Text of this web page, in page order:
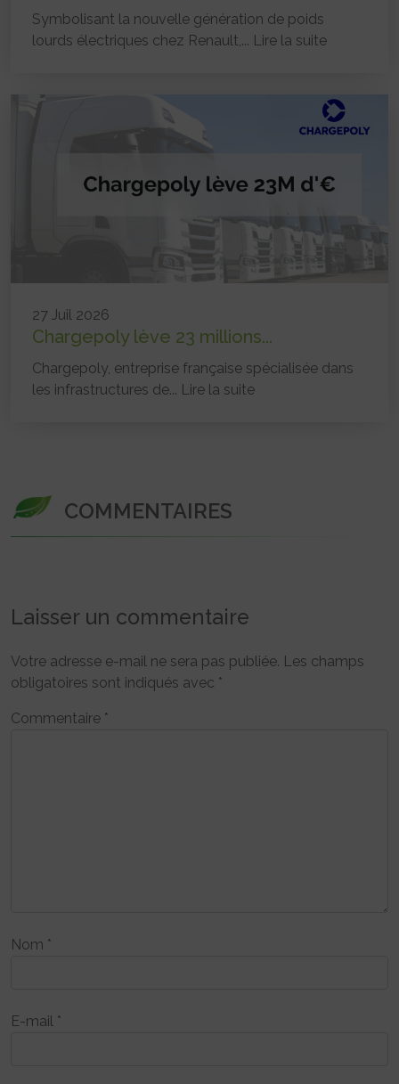
Symbolisant la nouvelle génération de poids
lourds électriques chez Renault,... Lire la suite
27 Juil 2026
Chargepoly lève 23 millions...
Chargepoly, entreprise française spécialisée dans
les infrastructures de... Lire la suite
COMMENTAIRES
Laisser un commentaire
Votre adresse e-mail ne sera pas publiée. Les champs
obligatoires sont indiqués avec *
Commentaire *
Nom *
E-mail *